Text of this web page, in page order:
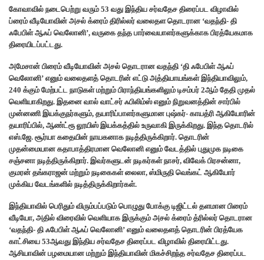
கோவாவில் நடைபெற்று வரும் 53 வது இந்திய சர்வதேச திரைப்பட விழாவில்
ப்ரைம் வீடியோவின் அசல் க்ரைம் திரில்லர் வலைதள தொடரான ‘வதந்தி- தி
ஃபேபிள் ஆஃப் வெலோனி’, வருகை தந்த பார்வையாளர்களுக்காக பிரத்யேகமாக
திரையிடப்பட்டது.
அமேசான் பிரைம் வீடியோவின் அசல் தொடரான வதந்தி ‘தி ஃபேபிள் ஆஃப்
வெலோனி’ எனும் வலைதளத் தொடரின் எட்டு அத்தியாயங்கள் இந்தியாவிலும்,
240 க்கும் மேற்பட்ட நாடுகள் மற்றும் பிராந்தியங்களிலும் டிசம்பர் 2ஆம் தேதி முதல்
வெளியாகிறது. இதனை வால் வாட்சர் ஃபிலிம்ஸ் எனும் நிறுவனத்தின் சார்பில்
முன்னணி இயக்குநர்களும், தயாரிப்பாளர்களுமான புஷ்கர்- காயத்ரி ஆகியோரின்
தயாரிப்பில், ஆண்ட்ரூ லூயிஸ் இயக்கத்தில் உருவாகி இருக்கிறது. இந்த தொடரில்
எஸ்.ஜே. சூர்யா கதையின் நாயகனாக நடித்திருக்கிறார். தொடரின்
முதன்மையான கதாபாத்திரமான வெலோனி எனும் வேடத்தில் புதுமுக நடிகை
சஞ்சனா நடித்திருக்கிறார். இவர்களுடன் நடிகர்கள் நாசர், விவேக் பிரசன்னா,
குமரன் தங்கராஜன் மற்றும் நடிகைகள் லைலா, ஸ்மிருதி வெங்கட் ஆகியோர்
முக்கிய வேடங்களில் நடித்திருக்கிறார்கள்.
இந்தியாவில் பெரிதும் விரும்பப்படும் பொழுது போக்கு டிஜிட்டல் தளமான பிரைம்
வீடியோ, அதில் விரைவில் வெளியாக இருக்கும் அசல் க்ரைம் த்ரில்லர் தொடரான
‘வதந்தி- தி ஃபேபிள் ஆஃப் வெலோனி’ எனும் வலைதளத் தொடரின் பிரத்யேக
காட்சியை 53ஆவது இந்திய சர்வதேச திரைப்பட விழாவில் திரையிட்டது.
ஆசியாவின் பழமையான மற்றும் இந்தியாவின் மிகச்சிறந்த சர்வதேச திரைப்பட